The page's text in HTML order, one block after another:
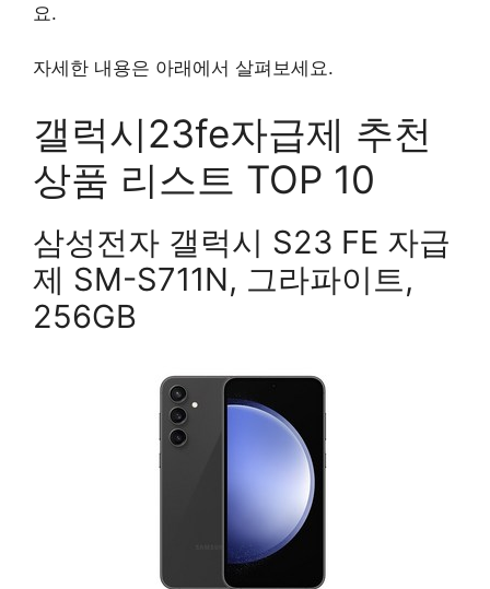
요.
자세한 내용은 아래에서 살펴보세요.
갤럭시23fe자급제 추천
상품 리스트 TOP 10
삼성전자 갤럭시 S23 FE 자급
제 SM-S711N, 그라파이트,
256GB